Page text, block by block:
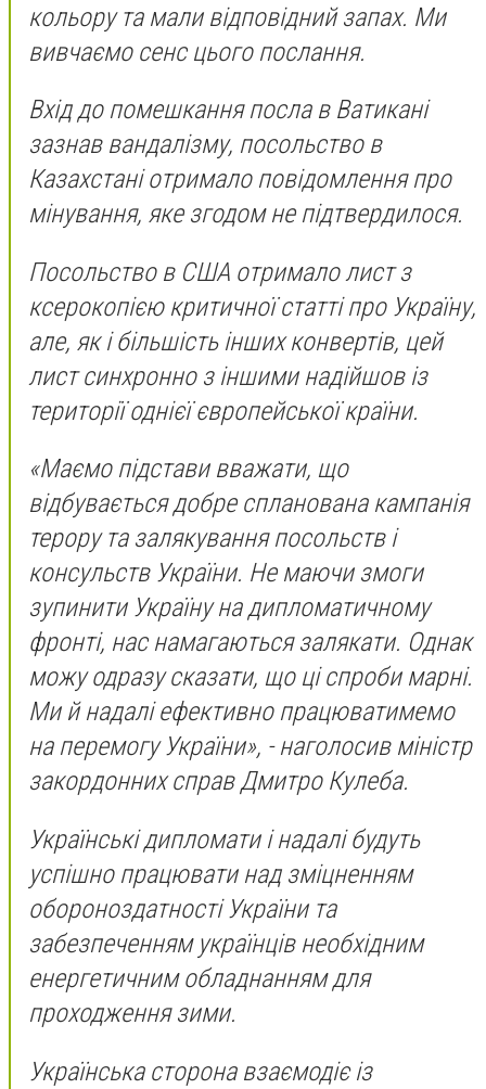
кольору та мали відповідний запах. Ми
вивчаємо сенс цього послання.
Вхід до помешкання посла в Ватикані
зазнав вандалізму, посольство в
Казахстані отримало повідомлення про
мінування, яке згодом не підтвердилося.
Посольство в США отримало лист з
ксерокопією критичної статті про Україну,
але, як і більшість інших конвертів, цей
лист синхронно з іншими надійшов із
території однієї європейської країни.
«Маємо підстави вважати, що
відбувається добре спланована кампанія
терору та залякування посольств і
консульств України. Не маючи змоги
зупинити Україну на дипломатичному
фронті, нас намагаються залякати. Однак
можу одразу сказати, що ці спроби марні.
Ми й надалі ефективно працюватимемо
на перемогу України», - наголосив міністр
закордонних справ Дмитро Кулеба.
Українські дипломати і надалі будуть
успішно працювати над зміцненням
обороноздатності України та
забезпеченням українців необхідним
енергетичним обладнанням для
проходження зими.
Українська сторона взаємодіє із